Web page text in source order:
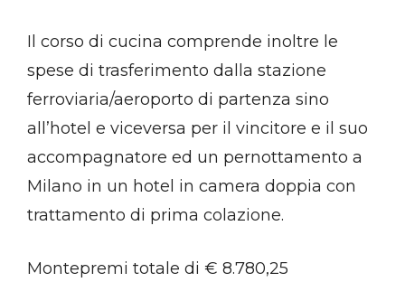
Il corso di cucina comprende inoltre le
spese di trasferimento dalla stazione
ferroviaria/aeroporto di partenza sino
all’hotel e viceversa per il vincitore e il suo
accompagnatore ed un pernottamento a
Milano in un hotel in camera doppia con
trattamento di prima colazione.
Montepremi totale di € 8.780,25